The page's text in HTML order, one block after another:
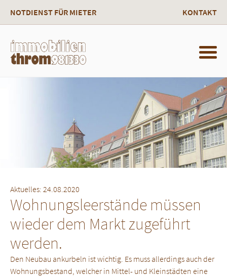
NOTDIENST FÜR MIETER KONTAKT
Aktuelles: 24.08.2020
Wohnungsleerstände müssen
wieder dem Markt zugeführt
werden.
Den Neubau ankurbeln ist wichtig. Es muss allerdings auch der
Wohnungsbestand, welcher in Mittel- und Kleinstädten eine